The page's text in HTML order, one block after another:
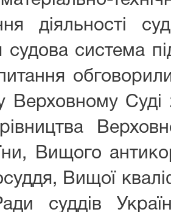
діяльності
судова система
Верховному
Вищого
Вищої
суддів